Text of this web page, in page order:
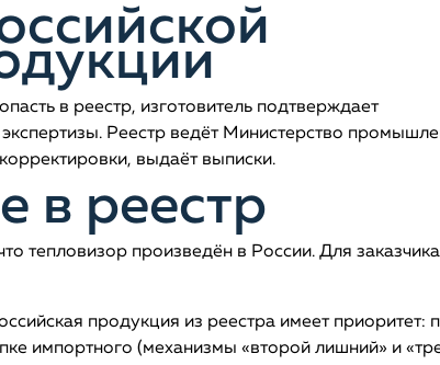
в реестр, изготовитель подтверждает
Реестр ведёт Министерство
выдаёт выписки.
в реестр
тепловизор произведён в России. Для заказчика
продукция из реестра имеет приоритет:
импортного (механизмы «второй лишний» и